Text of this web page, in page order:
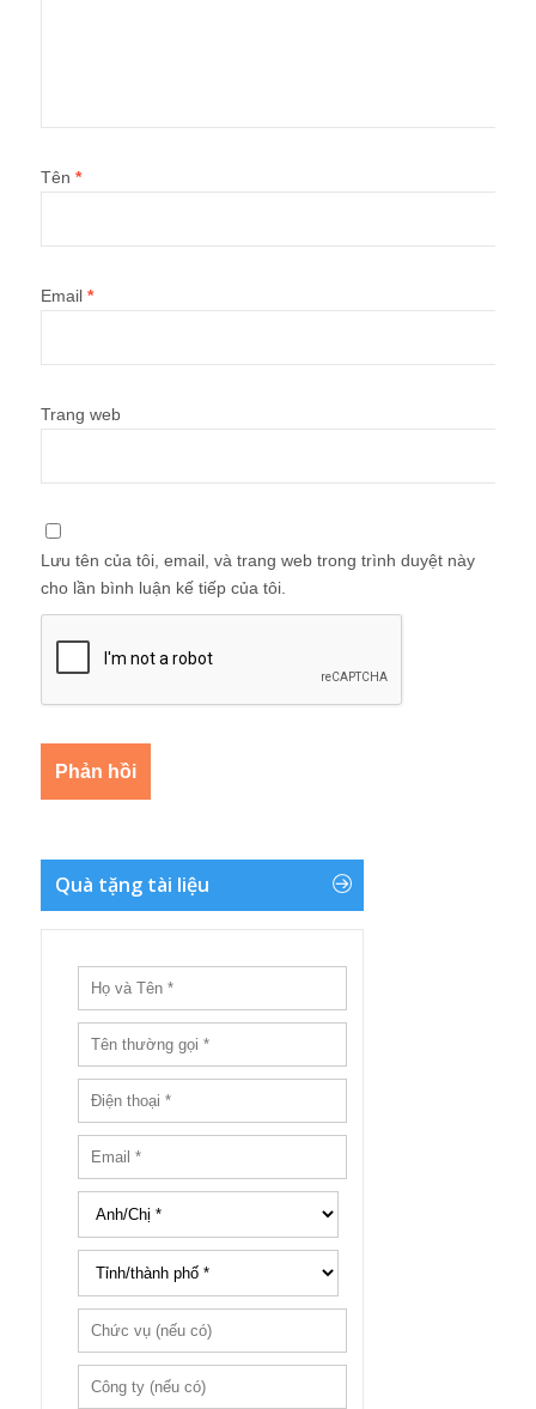
Tên *
Email *
Trang web
Lưu tên của tôi, email, và trang web trong trình duyệt này
cho lần bình luận kế tiếp của tôi.
Quà tặng tài liệu